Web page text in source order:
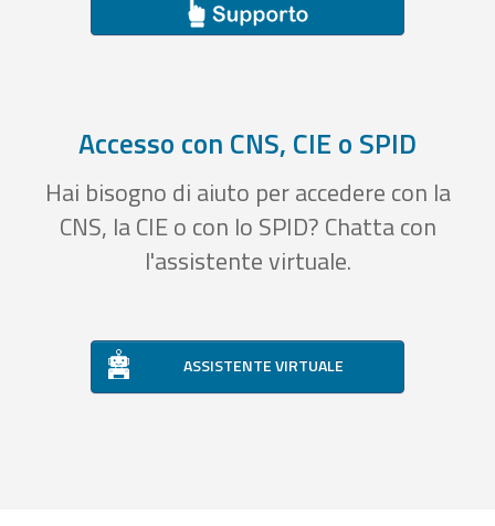
Accesso con CNS, CIE o SPID
Hai bisogno di aiuto per accedere con la
CNS, la CIE o con lo SPID? Chatta con
l'assistente virtuale.
ASSISTENTE VIRTUALE